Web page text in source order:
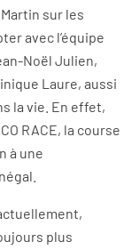
sur les
avec l’équipe
Noël Julien,
Laure, aussi
la vie. En effet,
RACE, la course
à une
plus